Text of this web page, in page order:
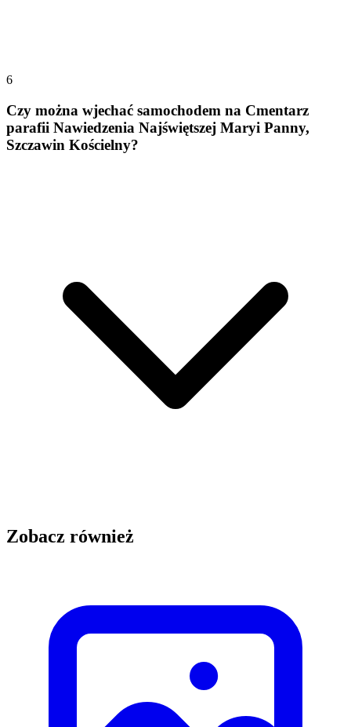
6
Czy można wjechać samochodem na Cmentarz
parafii Nawiedzenia Najświętszej Maryi Panny,
Szczawin Kościelny?
Zobacz również